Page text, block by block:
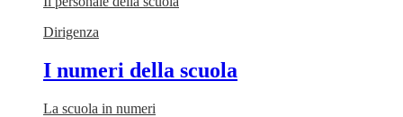
Dirigenza
I numeri della scuola
La scuola in numeri